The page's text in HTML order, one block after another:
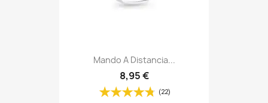
Mando A Distancia...
8,95 €
(22)